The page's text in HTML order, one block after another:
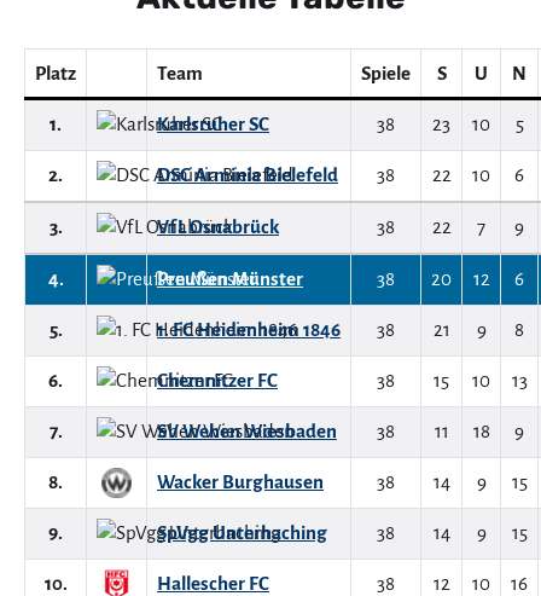
Platz Team Spiele S U N
1. Karlsruher SC 38 23 10 5
2. DSC Arminia Bielefeld 38 22 10 6
3. VfL Osnabrück 38 22 7 9
4. Preußen Münster 38 20 12 6
5. 1. FC Heidenheim 1846 38 21 9 8
6. Chemnitzer FC 38 15 10 13
7. SV Wehen Wiesbaden 38 11 18 9
8. Wacker Burghausen 38 14 9 15
9. SpVgg Unterhaching 38 14 9 15
10. Hallescher FC 38 12 10 16